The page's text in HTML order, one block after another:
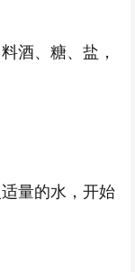
酒、糖、盐，
量的水，开始